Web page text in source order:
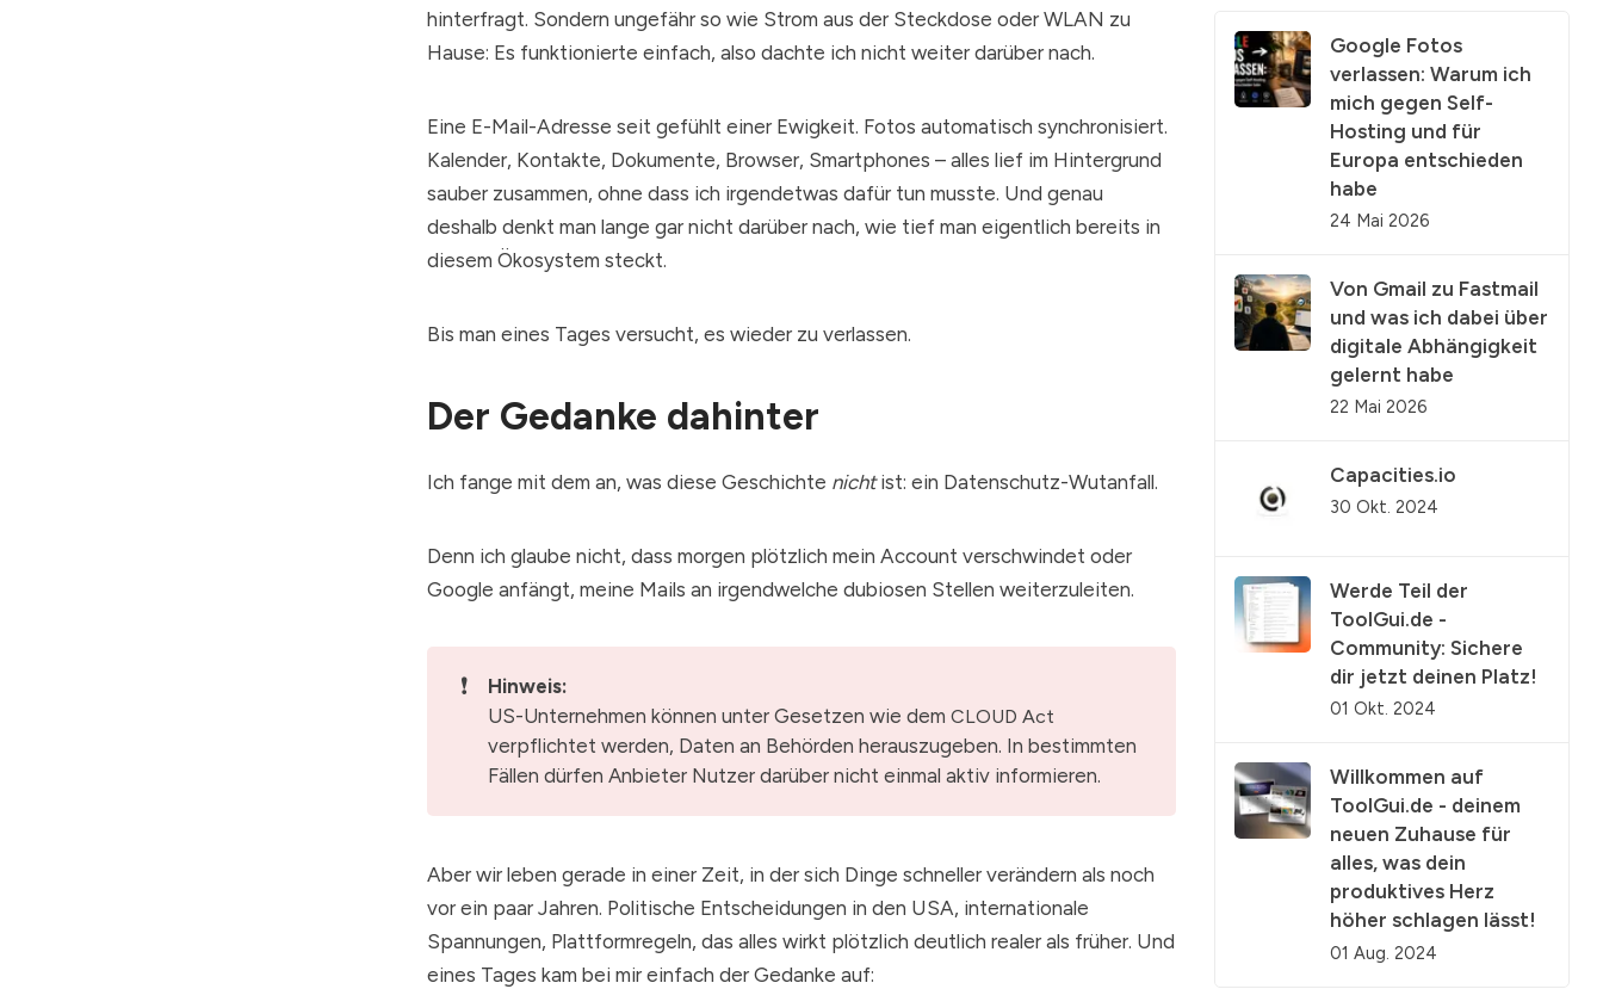
hinterfragt. Sondern ungefähr so wie Strom aus der Steckdose oder WLAN zu
Hause: Es funktionierte einfach, also dachte ich nicht weiter darüber nach.
Eine E-Mail-Adresse seit gefühlt einer Ewigkeit. Fotos automatisch synchronisiert.
Kalender, Kontakte, Dokumente, Browser, Smartphones – alles lief im Hintergrund
sauber zusammen, ohne dass ich irgendetwas dafür tun musste. Und genau
deshalb denkt man lange gar nicht darüber nach, wie tief man eigentlich bereits in
diesem Ökosystem steckt.
Bis man eines Tages versucht, es wieder zu verlassen.
Der Gedanke dahinter
Ich fange mit dem an, was diese Geschichte nichtist: ein Datenschutz-Wutanfall.
Denn ich glaube nicht, dass morgen plötzlich mein Account verschwindet oder
Google anfängt, meine Mails an irgendwelche dubiosen Stellen weiterzuleiten.
❗
Hinweis:
US-Unternehmen können unter Gesetzen wie demCLOUD Act
verpflichtet werden, Daten an Behörden herauszugeben. In bestimmten
Fällen dürfen Anbieter Nutzer darüber nicht einmal aktiv informieren.
Aber wir leben gerade in einer Zeit, in der sich Dinge schneller verändern als noch
vor ein paar Jahren. Politische Entscheidungen in den USA, internationale
Spannungen, Plattformregeln, das alles wirkt plötzlich deutlich realer als früher. Und
eines Tages kam bei mir einfach der Gedanke auf:
Google Fotos
verlassen: Warum ich
mich gegen Self-
Hosting und für
Europa entschieden
habe
24 Mai 2026
Von Gmail zu Fastmail
und was ich dabei über
digitale Abhängigkeit
gelernt habe
22 Mai 2026
Capacities.io
30 Okt. 2024
Werde Teil der
ToolGui.de -
Community: Sichere
dir jetzt deinen Platz!
01 Okt. 2024
Willkommen auf
ToolGui.de - deinem
neuen Zuhause für
alles, was dein
produktives Herz
höher schlagen lässt!
01 Aug. 2024